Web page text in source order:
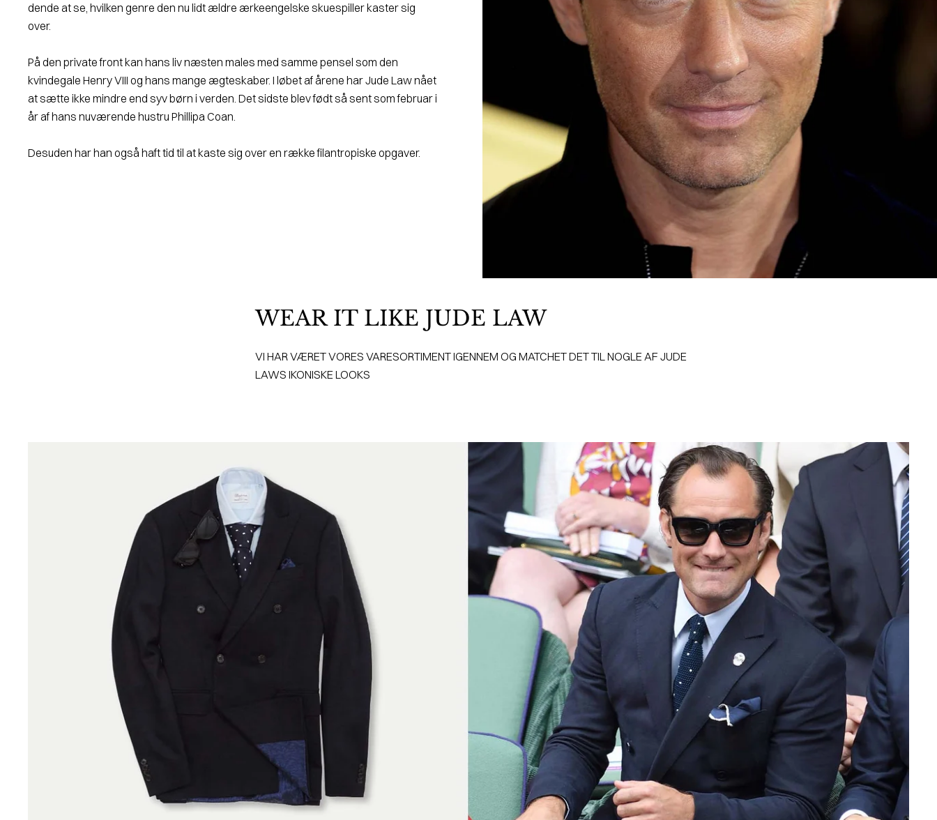
dende at se, hvilken genre den nu lidt ældre ærkeengelske skuespiller kaster sig
over.
På den private front kan hans liv næsten males med samme pensel som den
kvindegale Henry VIII og hans mange ægteskaber. I løbet af årene har Jude Law nået
at sætte ikke mindre end syv børn i verden. Det sidste blev født så sent som februar i
år af hans nuværende hustru Phillipa Coan.
Desuden har han også haft tid til at kaste sig over en række filantropiske opgaver.
WEAR IT LIKE JUDE LAW
VI HAR VÆRET VORES VARESORTIMENT IGENNEM OG MATCHET DET TIL NOGLE AF JUDE
LAWS IKONISKE LOOKS